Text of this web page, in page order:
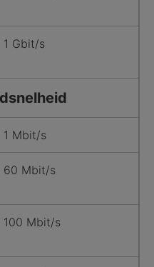
1 Gbit/s
1 Mbit/s
60 Mbit/s
100 Mbit/s